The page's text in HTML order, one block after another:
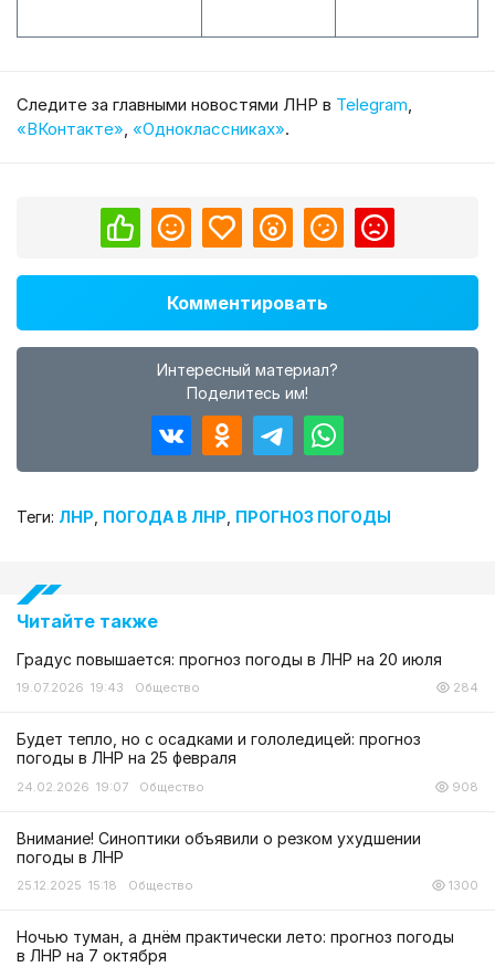
Cледите за главными новостями ЛНР в Telegram
«ВКонтакте» «Одноклассниках».
Комментировать
Интересный материал?
Поделитесь им!
Теги: ЛНР ПОГОДА В ЛНР ПРОГНОЗ ПОГОДЫ
Читайте также
Градус повышается: прогноз погоды в ЛНР на 20 июля
19.07.2026 19:43 Общество 284
Будет тепло, но с осадками и гололедицей: прогноз
погоды в ЛНР на 25 февраля
24.02.2026 19:07 Общество 908
Внимание! Синоптики объявили о резком ухудшении
погоды в ЛНР
25.12.2025 15:18 Общество 1300
Ночью туман, а днём практически лето: прогноз погоды
в ЛНР на 7 октября